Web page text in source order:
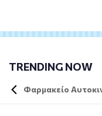
TRENDING NOW
Φαρμακείο